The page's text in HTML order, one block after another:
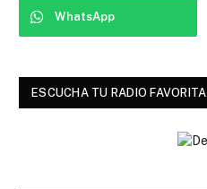
WhatsApp
ESCUCHA TU RADIO FAVORITA